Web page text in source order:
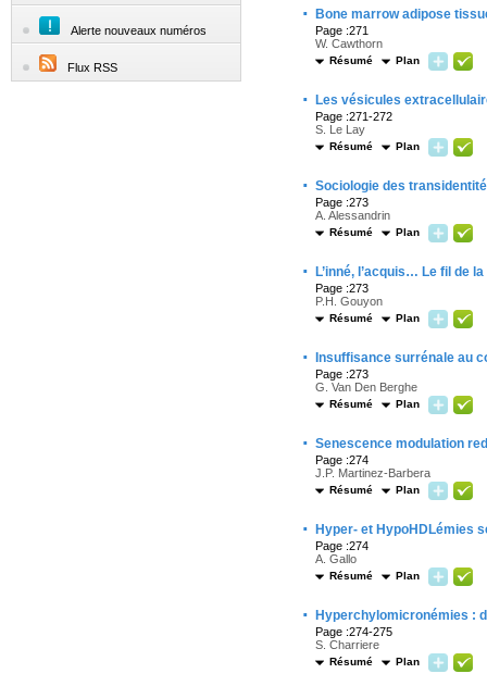
Alerte nouveaux numéros
Flux RSS
· Bone marrow adipose
Page :271
W. Cawthorn
Résumé Plan
· Les vésicules
Page :271-272
S. Le Lay
Résumé Plan
· Sociologie des
Page :273
A. Alessandrin
Résumé Plan
· L’inné, l’acquis… Le fil de
Page :273
P.H. Gouyon
Résumé Plan
· Insuffisance surrénale au
Page :273
G. Van Den Berghe
Résumé Plan
· Senescence modulation
Page :274
J.P. Martinez-Barbera
Résumé Plan
· Hyper- et HypoHDLémies
Page :274
A. Gallo
Résumé Plan
· Hyperchylomicronémies :
Page :274-275
S. Charriere
Résumé Plan